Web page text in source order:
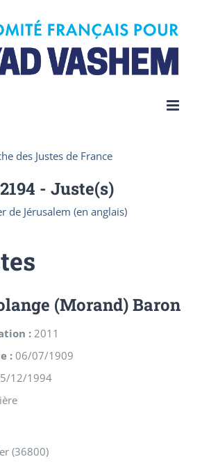
des Justes de France
- Juste(s)
de Jérusalem (en anglais)
(Morand) Baron
: 2011
: 06/07/1909
12/1994
(36800)